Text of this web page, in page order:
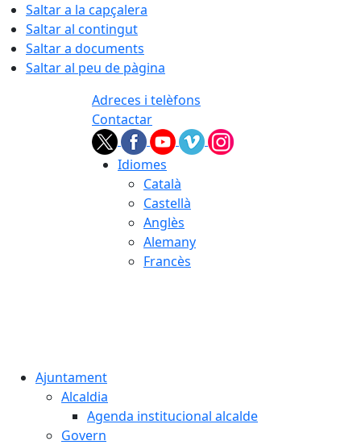
Saltar a la capçalera
Saltar al contingut
Saltar a documents
Saltar al peu de pàgina
Adreces i telèfons
Contactar
Idiomes
Català
Castellà
Anglès
Alemany
Francès
Ajuntament
Alcaldia
Agenda institucional alcalde
Govern